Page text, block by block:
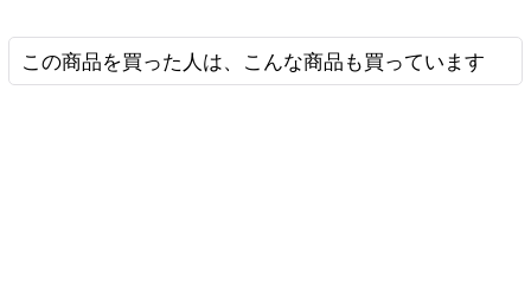
この商品を買った人は、こんな商品も買っています